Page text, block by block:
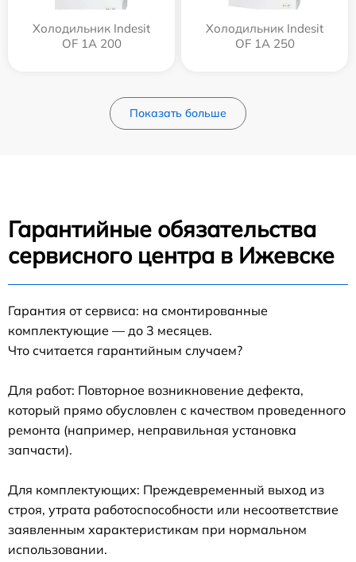
Холодильник Indesit
OF 1A 200
Холодильник Indesit
OF 1A 250
Показать больше
Гарантийные обязательства
сервисного центра в Ижевске
Гарантия от сервиса: на смонтированные
комплектующие — до 3 месяцев.
Что считается гарантийным случаем?
Для работ: Повторное возникновение дефекта,
который прямо обусловлен с качеством проведенного
ремонта (например, неправильная установка
запчасти).
Для комплектующих: Преждевременный выход из
строя, утрата работоспособности или несоответствие
заявленным характеристикам при нормальном
использовании.